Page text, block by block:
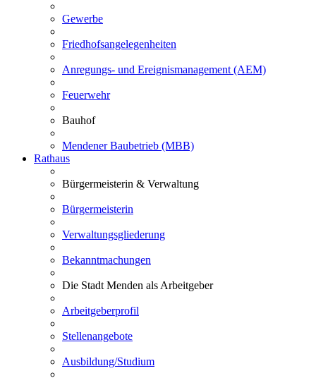
Gewerbe
Friedhofsangelegenheiten
Anregungs- und Ereignismanagement (AEM)
Feuerwehr
Bauhof
Mendener Baubetrieb (MBB)
Rathaus
Bürgermeisterin & Verwaltung
Bürgermeisterin
Verwaltungsgliederung
Bekanntmachungen
Die Stadt Menden als Arbeitgeber
Arbeitgeberprofil
Stellenangebote
Ausbildung/Studium